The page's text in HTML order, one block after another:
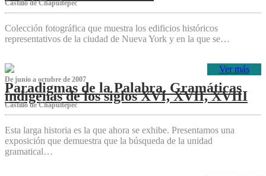
Castillo de Chapultepec
Colección fotográfica que muestra los edificios históricos
representativos de la ciudad de Nueva York y en la que se…
Ver más
De junio a octubre de 2007
Paradigmas de la Palabra. Gramáticas
indígenas de los siglos XVI, XVII, XVIII
Castillo de Chapultepec
Esta larga historia es la que ahora se exhibe. Presentamos una
exposición que demuestra que la búsqueda de la unidad
gramatical…